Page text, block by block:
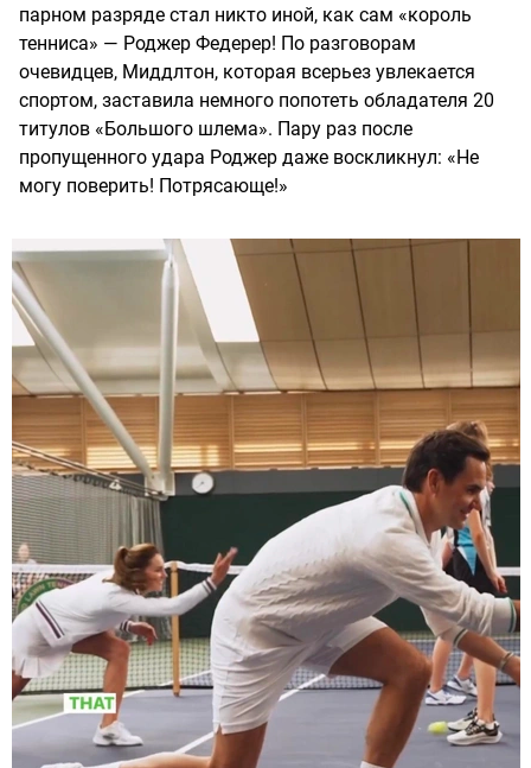
парном разряде стал никто иной, как сам «король
тенниса» — Роджер Федерер! По разговорам
очевидцев, Миддлтон, которая всерьез увлекается
спортом, заставила немного попотеть обладателя 20
титулов «Большого шлема». Пару раз после
пропущенного удара Роджер даже воскликнул: «Не
могу поверить! Потрясающе!»